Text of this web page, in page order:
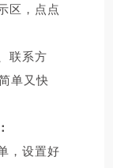
区，点点
联系方
单又快
，设置好